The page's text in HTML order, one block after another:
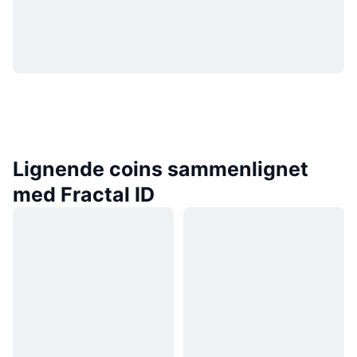
Lignende coins sammenlignet
med Fractal ID